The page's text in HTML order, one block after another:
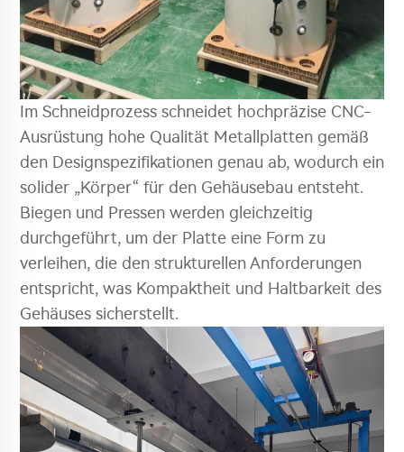
Im Schneidprozess schneidet hochpräzise CNC-
Ausrüstung hohe Qualität Metallplatten gemäß
den Designspezifikationen genau ab, wodurch ein
solider „Körper“ für den Gehäusebau entsteht.
Biegen und Pressen werden gleichzeitig
durchgeführt, um der Platte eine Form zu
verleihen, die den strukturellen Anforderungen
entspricht, was Kompaktheit und Haltbarkeit des
Gehäuses sicherstellt.